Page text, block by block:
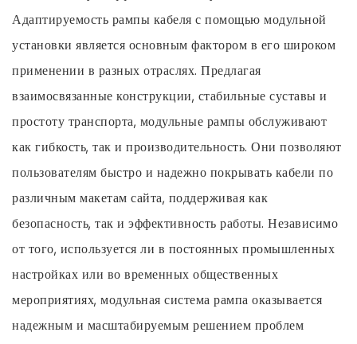
Адаптируемость рампы кабеля с помощью модульной
установки является основным фактором в его широком
применении в разных отраслях. Предлагая
взаимосвязанные конструкции, стабильные суставы и
простоту транспорта, модульные рампы обслуживают
как гибкость, так и производительность. Они позволяют
пользователям быстро и надежно покрывать кабели по
различным макетам сайта, поддерживая как
безопасность, так и эффективность работы. Независимо
от того, используется ли в постоянных промышленных
настройках или во временных общественных
мероприятиях, модульная система рампа оказывается
надежным и масштабируемым решением проблем